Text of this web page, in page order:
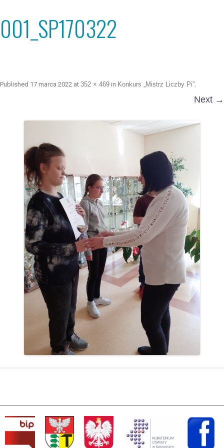
001_SP170322
Published 17 marca 2022 at 352 × 469 in Konkurs „Mistrz Liczby Pi”.
Next →